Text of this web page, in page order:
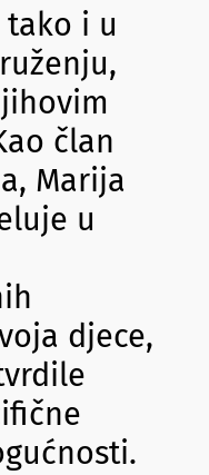
i u
član
Marija
u
djece,